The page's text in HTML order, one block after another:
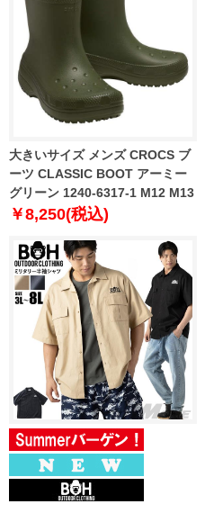
大きいサイズ メンズ CROCS ブ
ーツ CLASSIC BOOT アーミー
グリーン 1240-6317-1 M12 M13
￥8,250(税込)